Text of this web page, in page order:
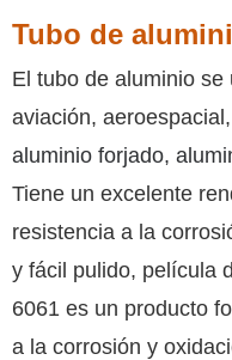
Tubo de
El tubo de aluminio
aviación,
aluminio forjado,
Tiene un excelente
resistencia a la
y fácil pulido, película
6061 es un producto
a la corrosión y